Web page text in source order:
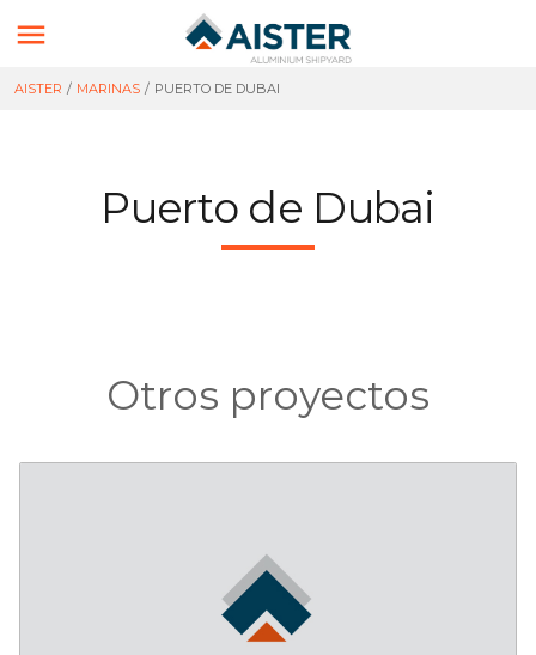

AISTER / MARINAS / PUERTO DE DUBAI
Puerto de Dubai
Otros proyectos